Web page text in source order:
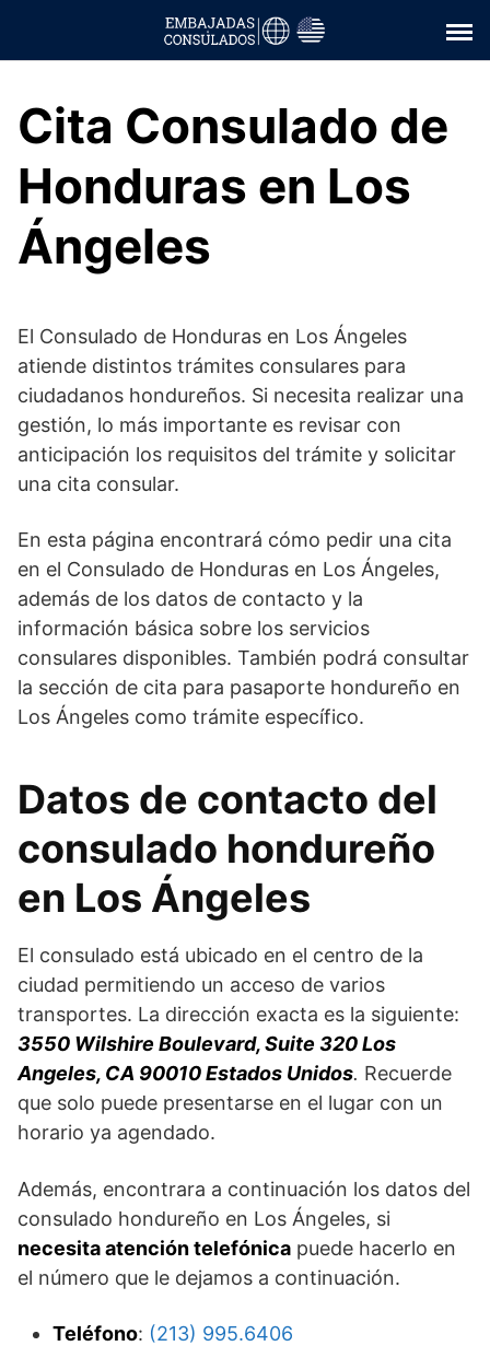
contenido
Cita Consulado de
Honduras en Los
Ángeles
El Consulado de Honduras en Los Ángeles
atiende distintos trámites consulares para
ciudadanos hondureños. Si necesita realizar una
gestión, lo más importante es revisar con
anticipación los requisitos del trámite y solicitar
una cita consular.
En esta página encontrará cómo pedir una cita
en el Consulado de Honduras en Los Ángeles,
además de los datos de contacto y la
información básica sobre los servicios
consulares disponibles. También podrá consultar
la sección de cita para pasaporte hondureño en
Los Ángeles como trámite específico.
Datos de contacto del
consulado hondureño
en Los Ángeles
El consulado está ubicado en el centro de la
ciudad permitiendo un acceso de varios
transportes. La dirección exacta es la siguiente:
3550 Wilshire Boulevard, Suite 320 Los
Angeles, CA 90010 Estados Unidos. Recuerde
que solo puede presentarse en el lugar con un
horario ya agendado.
Además, encontrara a continuación los datos del
consulado hondureño en Los Ángeles, si
necesita atención telefónica puede hacerlo en
el número que le dejamos a continuación.
Teléfono: (213) 995.6406